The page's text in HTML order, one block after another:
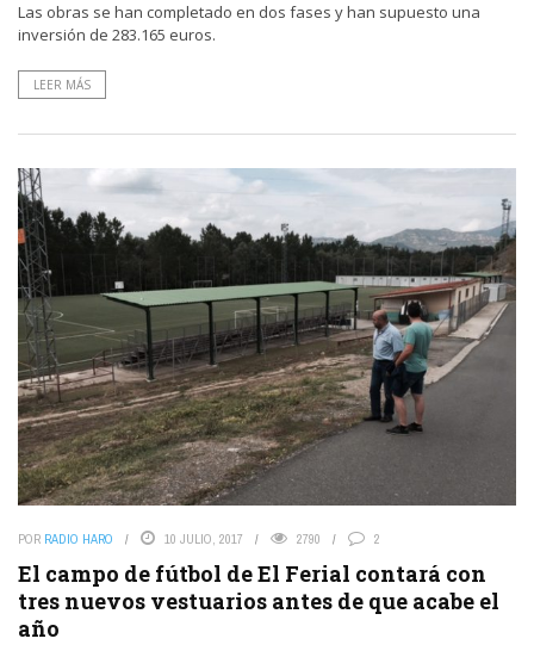
Las obras se han completado en dos fases y han supuesto una
inversión de 283.165 euros.
LEER MÁS
POR RADIO HARO 10 JULIO, 2017 2790 2
El campo de fútbol de El Ferial contará con
tres nuevos vestuarios antes de que acabe el
año